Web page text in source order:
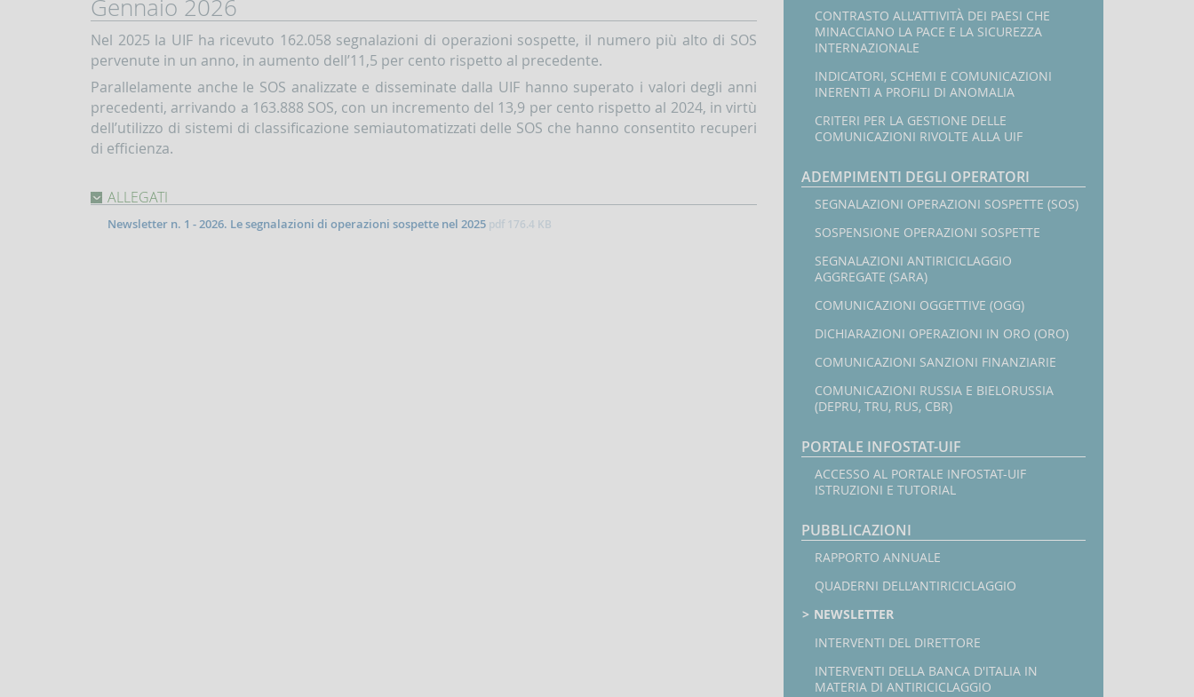
Gennaio 2026
Nel 2025 la UIF ha ricevuto 162.058 segnalazioni di operazioni sospette, il numero più alto di SOS
pervenute in un anno, in aumento dell’11,5 per cento rispetto al precedente.
Parallelamente anche le SOS analizzate e disseminate dalla UIF hanno superato i valori degli anni
precedenti, arrivando a 163.888 SOS, con un incremento del 13,9 per cento rispetto al 2024, in virtù
dell’utilizzo di sistemi di classificazione semiautomatizzati delle SOS che hanno consentito recuperi
di efficienza.
ALLEGATI
Newsletter n. 1 - 2026. Le segnalazioni di operazioni sospette nel 2025 pdf 176.4 KB
2025
CONTRASTO ALL'ATTIVITÀ DEI PAESI CHE
MINACCIANO LA PACE E LA SICUREZZA
INTERNAZIONALE
INDICATORI, SCHEMI E COMUNICAZIONI
INERENTI A PROFILI DI ANOMALIA
CRITERI PER LA GESTIONE DELLE
COMUNICAZIONI RIVOLTE ALLA UIF
ADEMPIMENTI DEGLI OPERATORI
SEGNALAZIONI OPERAZIONI SOSPETTE (SOS)
SOSPENSIONE OPERAZIONI SOSPETTE
SEGNALAZIONI ANTIRICICLAGGIO
AGGREGATE (SARA)
COMUNICAZIONI OGGETTIVE (OGG)
DICHIARAZIONI OPERAZIONI IN ORO (ORO)
COMUNICAZIONI SANZIONI FINANZIARIE
COMUNICAZIONI RUSSIA E BIELORUSSIA
(DEPRU, TRU, RUS, CBR)
PORTALE INFOSTAT-UIF
ACCESSO AL PORTALE INFOSTAT-UIF
ISTRUZIONI E TUTORIAL
PUBBLICAZIONI
RAPPORTO ANNUALE
QUADERNI DELL'ANTIRICICLAGGIO
NEWSLETTER
INTERVENTI DEL DIRETTORE
INTERVENTI DELLA BANCA D'ITALIA IN
MATERIA DI ANTIRICICLAGGIO